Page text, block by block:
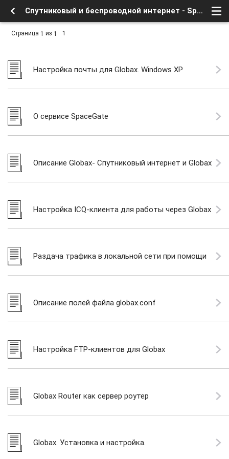
Спутниковый и беспроводной интернет - Spacegate - Globax - Форум о спутниковом тв и интернете
Страница 1 из 1 1
Настройка почты для Globax. Windows XP
О сервисе SpaceGate
Описание Globax- Спутниковый интернет и Globax
Настройка ICQ-клиента для работы через Globax
Раздача трафика в локальной сети при помощи
Описание полей файла globax.conf
Настройка FTP-клиентов для Globax
Globax Router как сервер роутер
Globax. Установка и настройка.